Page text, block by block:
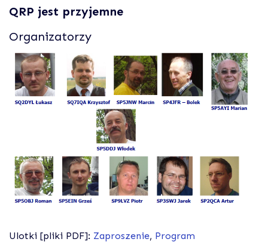
QRP jest przyjemne
Organizatorzy
Ulotki [pliki PDF]: Zaproszenie, Program